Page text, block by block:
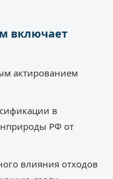
включает
актированием
в
РФ от
влияния отходов